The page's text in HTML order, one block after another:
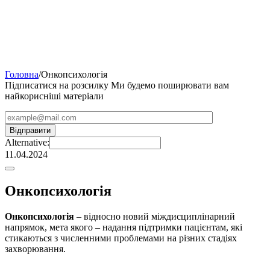
Головна/Онкопсихологія
Підписатися на розсилку Ми будемо поширювати вам
найкорисніші матеріали
Alternative:
11.04.2024
Онкопсихологія
Онкопсихологія – відносно новий міждисциплінарний
напрямок, мета якого – надання підтримки пацієнтам, які
стикаються з численними проблемами на різних стадіях
захворювання.